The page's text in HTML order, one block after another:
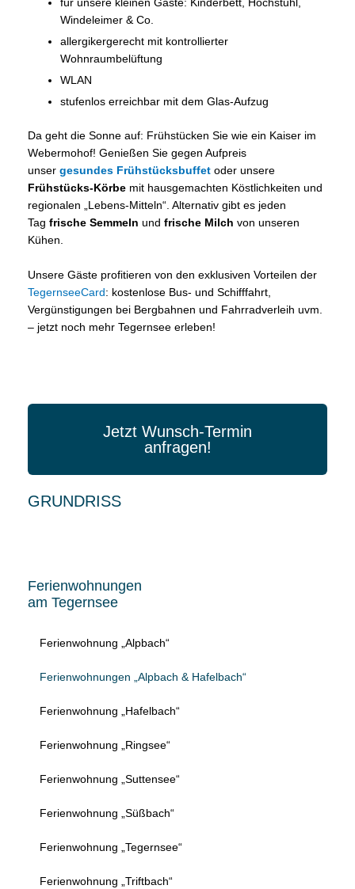
Ferienwohnungen
am Tegernsee
Ferienwohnung „Alpbach“
Ferienwohnungen „Alpbach & Hafelbach“
Ferienwohnung „Hafelbach“
Ferienwohnung „Ringsee“
Ferienwohnung „Suttensee“
Ferienwohnung „Süßbach“
Ferienwohnung „Tegernsee“
Ferienwohnung „Triftbach“
für unsere kleinen Gäste: Kinderbett, Hochstuhl,
Windeleimer & Co.
allergikergerecht mit kontrollierter
Wohnraumbelüftung
WLAN
stufenlos erreichbar mit dem Glas-Aufzug
Da geht die Sonne auf: Frühstücken Sie wie ein Kaiser im
Webermohof! Genießen Sie gegen Aufpreis
unser gesundes Frühstücksbuffet oder unsere
Frühstücks-Körbe mit hausgemachten Köstlichkeiten und
regionalen „Lebens-Mitteln“. Alternativ gibt es jeden
Tag frische Semmeln und frische Milch von unseren
Kühen.
Unsere Gäste profitieren von den exklusiven Vorteilen der
TegernseeCard: kostenlose Bus- und Schifffahrt,
Vergünstigungen bei Bergbahnen und Fahrradverleih uvm.
– jetzt noch mehr Tegernsee erleben!
Jetzt Wunsch-Termin
anfragen!
GRUNDRISS